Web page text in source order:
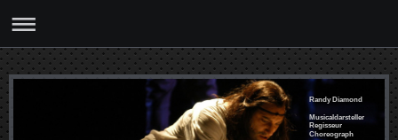
Randy Diamond
Musicaldarsteller
Regisseur
Choreograph